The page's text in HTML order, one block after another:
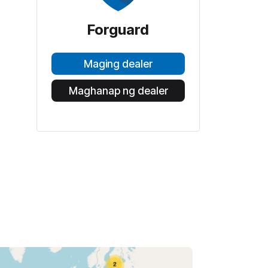
Forguard
Maging dealer
Maghanap ng dealer